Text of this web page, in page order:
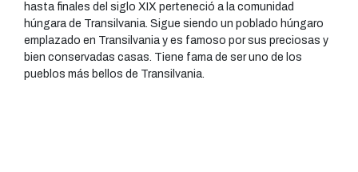
hasta finales del siglo XIX perteneció a la comunidad
húngara de Transilvania. Sigue siendo un poblado húngaro
emplazado en Transilvania y es famoso por sus preciosas y
bien conservadas casas. Tiene fama de ser uno de los
pueblos más bellos de Transilvania.